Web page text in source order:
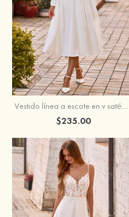
Vestido línea a escote en v satén hasta la tibia vestido de novia
$235.00